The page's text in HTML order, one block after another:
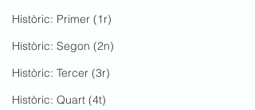
Històric: Primer (1r)
Històric: Segon (2n)
Històric: Tercer (3r)
Històric: Quart (4t)